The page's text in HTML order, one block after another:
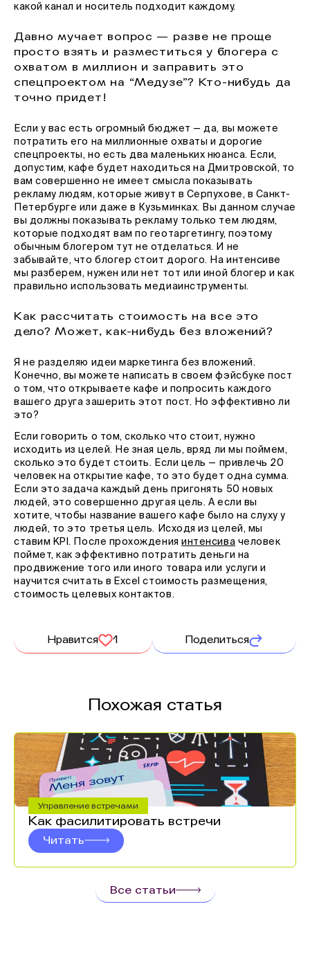
какой канал и носитель подходит каждому.
Давно мучает вопрос — разве не проще
просто взять и разместиться у блогера с
охватом в миллион и заправить это
спецпроектом на “Медузе”? Кто-нибудь да
точно придет!
Если у вас есть огромный бюджет — да, вы можете
потратить его на миллионные охваты и дорогие
спецпроекты, но есть два маленьких нюанса. Если,
допустим, кафе будет находиться на Дмитровской, то
вам совершенно не имеет смысла показывать
рекламу людям, которые живут в Серпухове, в Санкт-
Петербурге или даже в Кузьминках. Вы данном случае
вы должны показывать рекламу только тем людям,
которые подходят вам по геотаргетингу, поэтому
обычным блогером тут не отделаться. И не
забывайте, что блогер стоит дорого. На интенсиве
мы разберем, нужен или нет тот или иной блогер и как
правильно использовать медиаинструменты.
Как рассчитать стоимость на все это
дело? Может, как-нибудь без вложений?
Я не разделяю идеи маркетинга без вложений.
Конечно, вы можете написать в своем фэйсбуке пост
о том, что открываете кафе и попросить каждого
вашего друга зашерить этот пост. Но эффективно ли
это?
Если говорить о том, сколько что стоит, нужно
исходить из целей. Не зная цель, вряд ли мы поймем,
сколько это будет стоить. Если цель — привлечь 20
человек на открытие кафе, то это будет одна сумма.
Если это задача каждый день пригонять 50 новых
людей, это совершенно другая цель. А если вы
хотите, чтобы название вашего кафе было на слуху у
людей, то это третья цель. Исходя из целей, мы
ставим KPI. После прохожденияинтенсива человек
поймет, как эффективно потратить деньги на
продвижение того или иного товара или услуги и
научится считать в Exсel стоимость размещения,
стоимость целевых контактов.
Нравится 1 Поделиться
Похожая статья
Управление встречами
Как фасилитировать встречи
Читать
Все статьи